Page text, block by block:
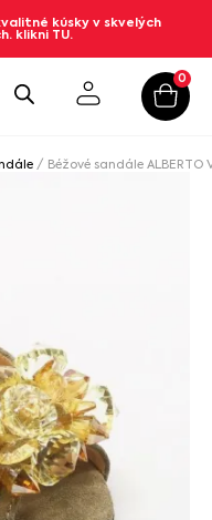
kúsky v skvelých
klikni TU.
0
/ Béžové sandále ALBERTO